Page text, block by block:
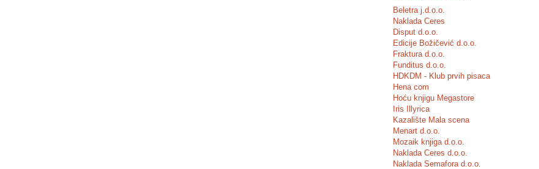
Beletra j.d.o.o.
Naklada Ceres
Disput d.o.o.
Edicije Božičević d.o.o.
Fraktura d.o.o.
Funditus d.o.o.
HDKDM - Klub prvih pisaca
Hena com
Hoću knjigu Megastore
Iris Illyrica
Kazalište Mala scena
Menart d.o.o.
Mozaik knjiga d.o.o.
Naklada Ceres d.o.o.
Naklada Semafora d.o.o.